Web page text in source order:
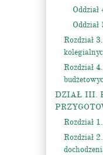
Rozdział
Rozdział
DZIAŁ III.
Rozdział
Rozdział